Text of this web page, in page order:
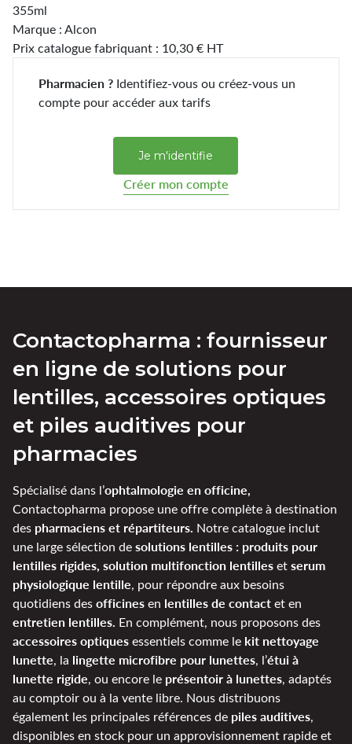
355ml
Marque : Alcon
Prix catalogue fabriquant : 10,30 € HT
Pharmacien ? Identifiez-vous ou créez-vous un
compte pour accéder aux tarifs
Je m'identifie
Créer mon compte
Contactopharma : fournisseur
en ligne de solutions pour
lentilles, accessoires optiques
et piles auditives pour
pharmacies
Spécialisé dans l’ophtalmologie en officine,
Contactopharma propose une offre complète à destination
des pharmaciens et répartiteurs. Notre catalogue inclut
une large sélection desolutions lentilles : produits pour
lentilles rigides, solution multifonction lentillesetserum
physiologique lentille, pour répondre aux besoins
quotidiens desofficinesen lentilles de contactet en
entretien lentilles. En complément, nous proposons des
accessoires optiquesessentiels comme le kit nettoyage
lunette, la lingette microfibre pour lunettes, l’étui à
lunette rigide, ou encore le présentoir à lunettes, adaptés
au comptoir ou à la vente libre. Nous distribuons
également les principales références de piles auditives,
disponibles en stock pour un approvisionnement rapide et